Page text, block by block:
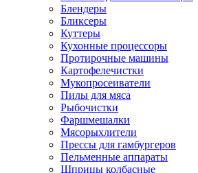
Блендеры
Бликсеры
Куттеры
Кухонные процессоры
Протирочные машины
Картофелечистки
Мукопросеиватели
Пилы для мяса
Рыбочистки
Фаршмешалки
Мясорыхлители
Прессы для гамбургеров
Пельменные аппараты
Шприцы колбасные